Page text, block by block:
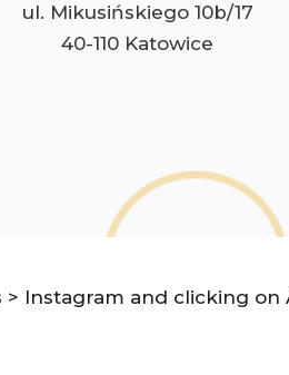
ul. Mikusińskiego 10b/17
40-110 Katowice
Instagram and clicking on